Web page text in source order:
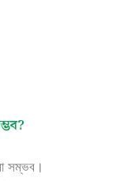
সম্ভব।